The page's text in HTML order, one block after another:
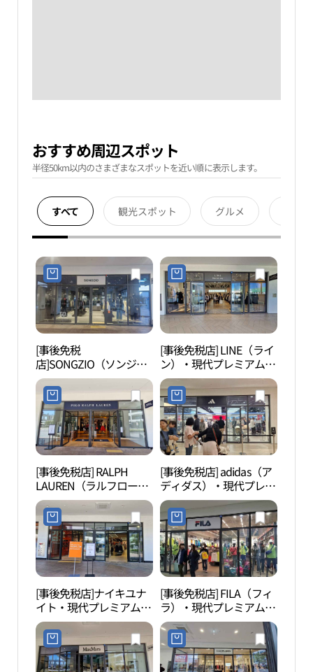
おすすめ周辺スポット
半径50km以内のさまざまなスポットを近い順に表示します。
すべて 観光スポット グルメ
[事後免税
店]SONGZIO（ソンジ
オ）・現代プレミアムア
ウトレットキンポ（金
浦）店(송지오 현대프리
미엄아울렛 김포점)
[事後免税店] LINE（ライ
ン）・現代プレミアムア
ウトレットキンポ（金
浦）店(라인 현대프리미
엄아울렛 김포점)
[事後免税店] RALPH
LAUREN（ラルフローレ
ン）・現代プレミアムア
ウトレットキンポ（金
浦）店(폴로랄프로렌 현
대프리미엄아울렛 김포
점)
[事後免税店] adidas（ア
ディダス）・現代プレミ
アムアウトレットキンポ
（金浦）店(아디다스 현
대프리미엄아울렛 김포
점)
[事後免税店]ナイキユナ
イト・現代プレミアムア
ウトレットキンポ（金
浦）店(나이키유나이트
현대프리미엄아울렛 김
포점)
[事後免税店] FILA（フィ
ラ）・現代プレミアムア
ウトレットキンポ（金
浦）店(휠라 현대프리미
엄아울렛 김포점)